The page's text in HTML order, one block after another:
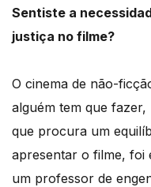
Sentiste a
justiça no filme?
O cinema de não-
alguém tem que
que procura um
apresentar o filme, foi
um professor de